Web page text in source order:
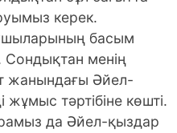
керек.
басым
Сондықтан менің
жанындағы Әйел-
тәртібіне көшті.
да Әйел-қыздар